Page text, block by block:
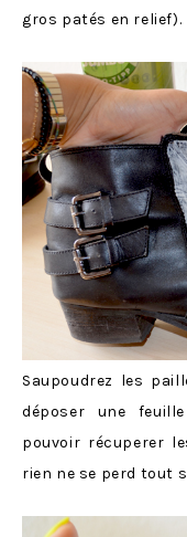
gros patés en relief).
Saupoudrez les
déposer une
pouvoir récuperer
rien ne se perd tout